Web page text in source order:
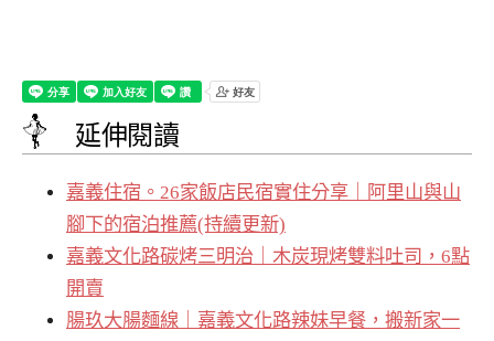
延伸閱讀
嘉義住宿。26家飯店民宿實住分享｜阿里山與山
腳下的宿泊推薦(持續更新)
嘉義文化路碳烤三明治｜木炭現烤雙料吐司，6點
開賣
腸玖大腸麵線｜嘉義文化路辣妹早餐，搬新家一